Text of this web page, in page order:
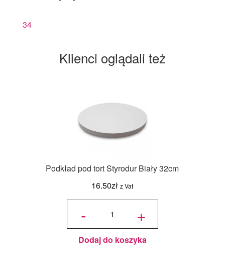
34
Klienci oglądali też
Podkład pod tort Styrodur Biały 32cm
16.50zł z Vat
-
ilość
Styrodur
Biały
32cm +
Dodaj do koszyka